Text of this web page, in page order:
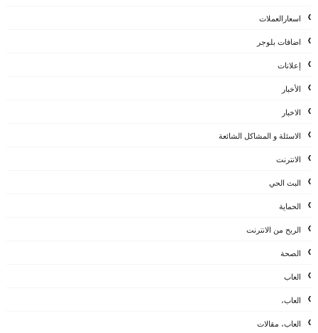
اسعارالعملات
اضافات بلوجر
إعلانات
الأخبار
الاخبار
الاسئلة و المشاكل الشائعة
الانترنت
البث الحي
الحماية
الربح من الانترنت
الصحة
العاب
العاب،
العاب، مقالات